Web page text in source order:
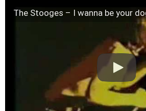
The Stooges – I wanna be your